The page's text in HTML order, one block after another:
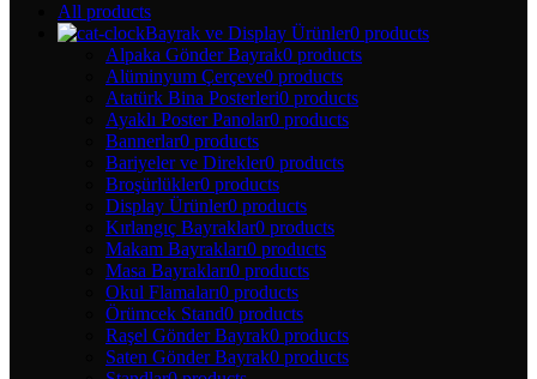
All products
Bayrak ve Display Ürünler0 products
Alpaka Gönder Bayrak0 products
Alüminyum Çerçeve0 products
Atatürk Bina Posterleri0 products
Ayaklı Poster Panolar0 products
Bannerlar0 products
Bariyeler ve Direkler0 products
Broşürlükler0 products
Display Ürünler0 products
Kırlangıç Bayraklar0 products
Makam Bayrakları0 products
Masa Bayrakları0 products
Okul Flamaları0 products
Örümcek Stand0 products
Raşel Gönder Bayrak0 products
Saten Gönder Bayrak0 products